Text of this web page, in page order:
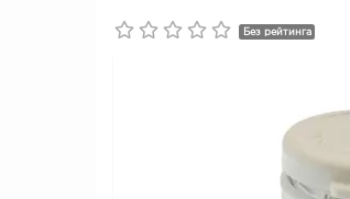
Без рейтинга